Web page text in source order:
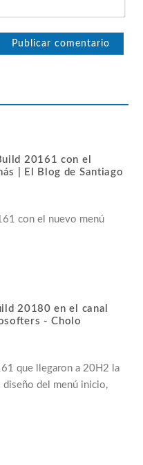
20161 con el
| El Blog de Santiago
con el nuevo menú
20180 en el canal
- Cholo
que llegaron a 20H2 la
diseño del menú inicio,